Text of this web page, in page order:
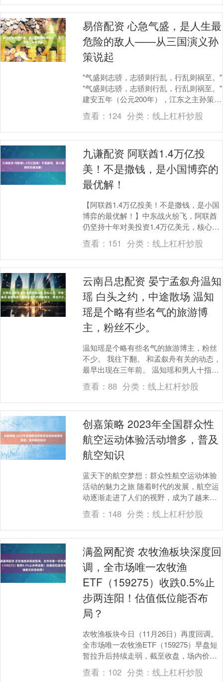
易倍配资 心急气盛，是人生最
危险的敌人——从三国演义孙
策说起
"气盛则志骄，志骄则行乱，行乱则祸至。"
"气盛则志骄，志骄则行乱，行乱则祸至。"
建安五年（公元200年），江东之主孙策，
年方二十六岁，正值壮年，雄图大略，
意....
查看： 124 分类： 线上杠杆炒股
九谦配资 阿联酋1.4万亿投
美！不是撒钱，是小国博弈的
最优解！
【阿联酋1.4万亿投美！不是撒钱，是小国
博弈的最优解！】中东战火纷飞，阿联酋
仍坚持十年对美投资1.4万亿美元，核心观
点只有一个：这是精准的安全避险与转型
突围，绝....
查看： 151 分类： 线上杠杆炒股
云南吕忠配资 晏宁孟叙舟温知
瑶 白头之约，中途散场 温知
瑶是个略有些名气的旅游博
主，粉丝不少。
温知瑶是个略有些名气的旅游博主，粉丝
不少。 我往下翻。 和孟叙舟有关的动态，
最早出现在三年前。 温知瑶和男人十指相
扣，背景是我们的高中操场。 和十八岁时
的男神在....
查看：88 分类： 线上杠杆炒股
创嘉策略 2023年全国群众性
航空运动体验活动增多，普及
航空知识
蓝天下的航空梦想：群众性航空运动体验
活动的魅力之旅 随着时代的发展，航空运
动逐渐走进了人们的视野，成为了越来越
多人热衷的休闲活动。在2023年，全国群
众性航空运....
查看： 148 分类： 线上杠杆炒股
满盈网配资 农牧渔板块深度回
调，全市场唯一农牧渔
ETF（159275）收跌0.5%止
步两连阳！估值低位能否布
局？
农牧渔板块今日（11月26日）再度回调。
全市场唯一农牧渔ETF（159275）早盘短
暂拉升后持续走弱，截至收盘，场内价格
跌0.5%。 成份股方面，水产股跌幅居前....
查看： 102 分类： 线上杠杆炒股